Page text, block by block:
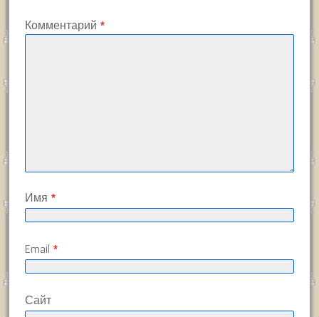
Комментарий *
Имя *
Email *
Сайт